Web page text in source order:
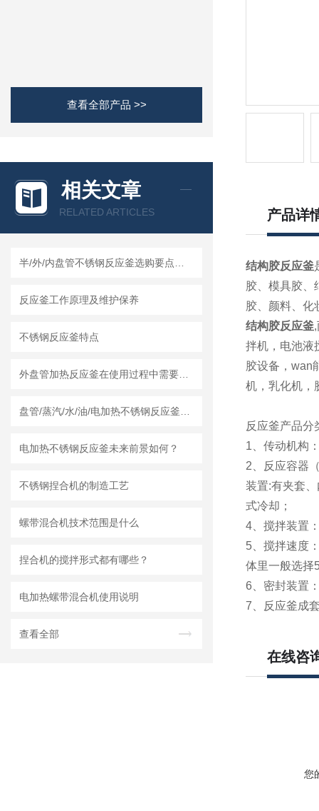
查看全部产品 >>
相关文章
RELATED ARTICLES
反应釜工作原理及维护保养
不锈钢反应釜特点
电加热不锈钢反应釜未来前景如何？
不锈钢捏合机的制造工艺
螺带混合机技术范围是什么
捏合机的搅拌形式都有哪些？
电加热螺带混合机使用说明
查看全部
产品详
结构胶反应釜
胶、模具胶、
胶、颜料、化
结构胶反应釜,
拌机，电池液
胶设备，wan
机，乳化机，
反应釜产品分
1、传动机构
2、反应容器
装置:有夹套
式冷却；
4、搅拌装置
5、搅拌速度
体里一般选择
6、密封装置
7、反应釜成
在线咨
您